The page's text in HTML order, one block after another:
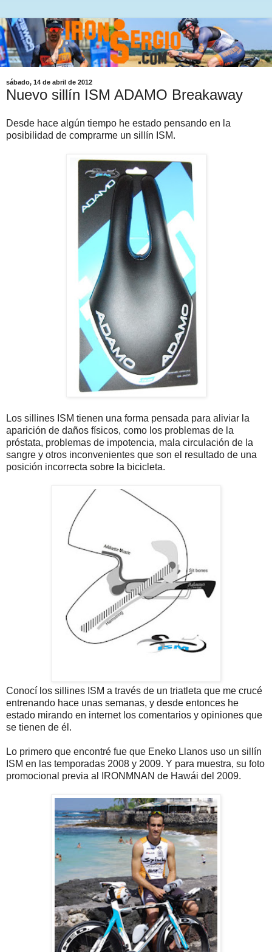
sábado, 14 de abril de 2012
Nuevo sillín ISM ADAMO Breakaway
Desde hace algún tiempo he estado pensando en la
posibilidad de comprarme un sillín ISM.
Los sillines ISM tienen una forma pensada para aliviar la
aparición de daños físicos, como los problemas de la
próstata, problemas de impotencia, mala circulación de la
sangre y otros inconvenientes que son el resultado de una
posición incorrecta sobre la bicicleta.
Conocí los sillines ISM a través de un triatleta que me crucé
entrenando hace unas semanas, y desde entonces he
estado mirando en internet los comentarios y opiniones que
se tienen de él.
Lo primero que encontré fue que Eneko Llanos uso un sillín
ISM en las temporadas 2008 y 2009. Y para muestra, su foto
promocional previa al IRONMNAN de Hawái del 2009.